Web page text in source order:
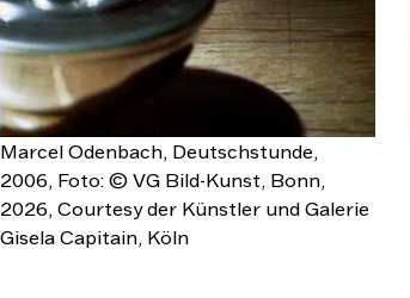
Marcel Odenbach, Deutschstunde,
2006, Foto: © VG Bild-Kunst, Bonn,
2026, Courtesy der Künstler und Galerie
Gisela Capitain, Köln